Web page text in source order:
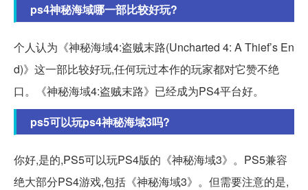
ps4神秘海域哪一部比较好玩?
个人认为《神秘海域4:盗贼末路(Uncharted 4: A Thief’s En
d)》这一部比较好玩,任何玩过本作的玩家都对它赞不绝
口。《神秘海域4:盗贼末路》已经成为PS4平台好。
ps5可以玩ps4神秘海域3吗?
你好,是的,PS5可以玩PS4版的《神秘海域3》。PS5兼容
绝大部分PS4游戏,包括《神秘海域3》。但需要注意的是,